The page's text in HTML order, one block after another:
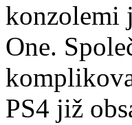
konzolemi
One.
PS4 již